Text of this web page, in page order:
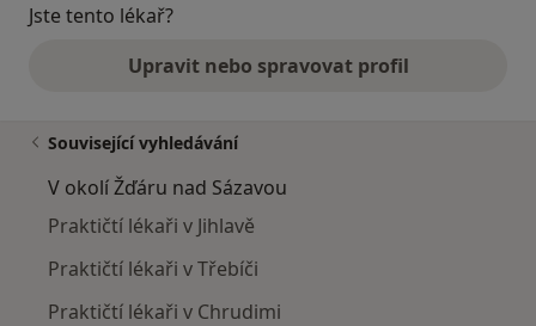
Jste tento lékař?
Upravit nebo spravovat profil
Související vyhledávání
V okolí Žďáru nad Sázavou
Praktičtí lékaři v Jihlavě
Praktičtí lékaři v Třebíči
Praktičtí lékaři v Chrudimi